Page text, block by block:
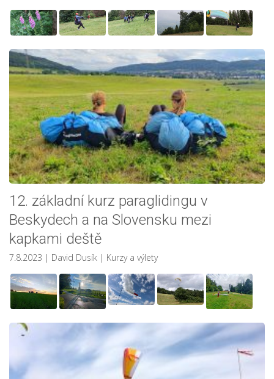
12. základní kurz paraglidingu v
Beskydech a na Slovensku mezi
kapkami deště
7.8.2023 | David Dusík | Kurzy a výlety